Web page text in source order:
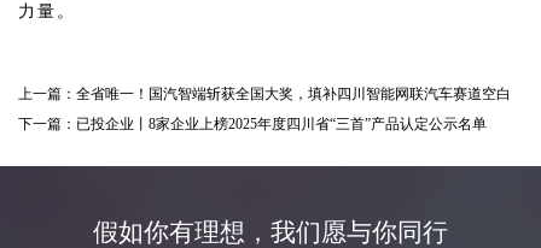
力量。
上一篇：全省唯一！国汽智端斩获全国大奖，填补四川智能网联汽车赛道空白
下一篇：已投企业丨8家企业上榜2025年度四川省“三首”产品认定公示名单
假如你有理想，我们愿与你同行